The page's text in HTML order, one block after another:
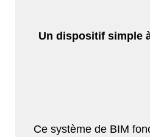
Un dispositif simple
Ce système de BIM